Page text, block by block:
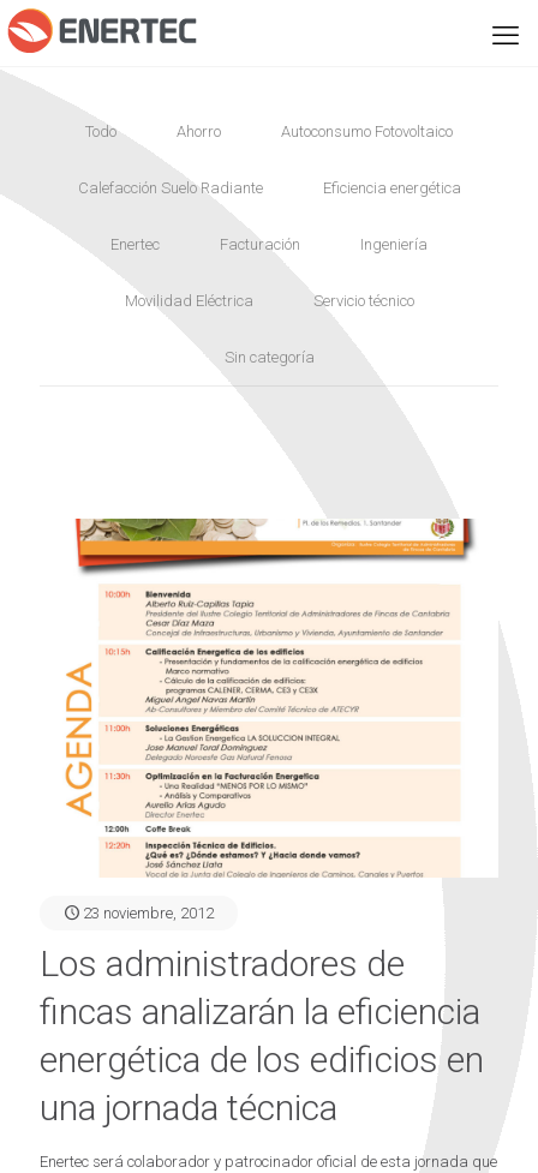
Todo Ahorro Autoconsumo Fotovoltaico
Calefacción Suelo Radiante Eficiencia energética
Enertec Facturación Ingeniería
Movilidad Eléctrica Servicio técnico
Sin categoría
23 noviembre, 2012
Los administradores de
fincas analizarán la eficiencia
energética de los edificios en
una jornada técnica
Enertec será colaborador y patrocinador oficial de esta jornada que